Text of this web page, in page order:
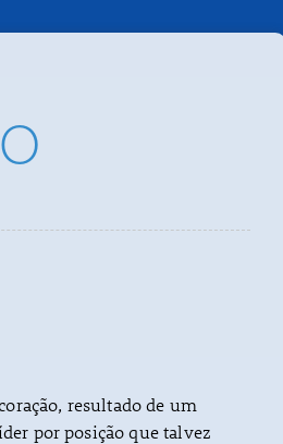
resultado de um
por posição que talvez